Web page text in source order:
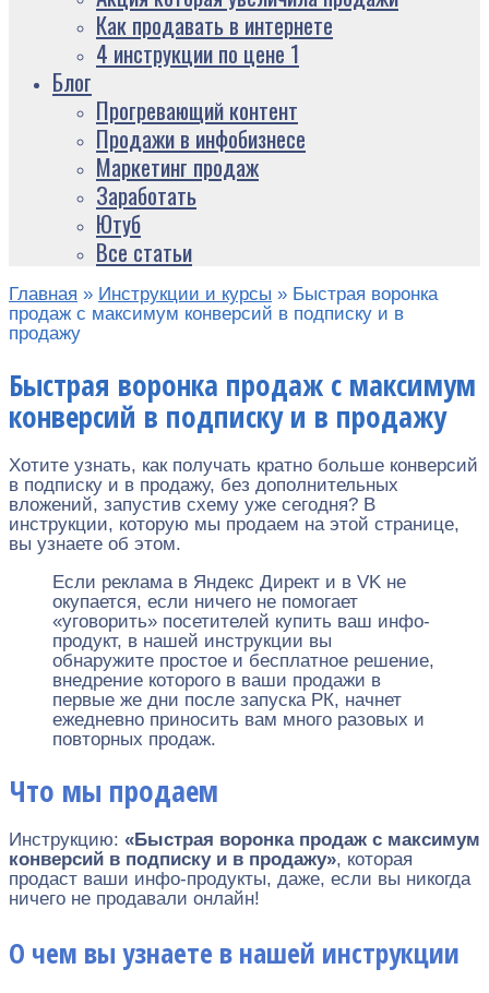
Как продавать в интернете
4 инструкции по цене 1
Блог
Прогревающий контент
Продажи в инфобизнесе
Маркетинг продаж
Заработать
Ютуб
Все статьи
Главная » Инструкции и курсы » Быстрая воронка
продаж c максимум конверсий в подписку и в
продажу
Быстрая воронка продаж c максимум
конверсий в подписку и в продажу
Хотите узнать, как получать кратно больше конверсий
в подписку и в продажу, без дополнительных
вложений, запустив схему уже сегодня? В
инструкции, которую мы продаем на этой странице,
вы узнаете об этом.
Если реклама в Яндекс Директ и в VK не
окупается, если ничего не помогает
«уговорить» посетителей купить ваш инфо-
продукт, в нашей инструкции вы
обнаружите простое и бесплатное решение,
внедрение которого в ваши продажи в
первые же дни после запуска РК, начнет
ежедневно приносить вам много разовых и
повторных продаж.
Что мы продаем
Инструкцию: «Быстрая воронка продаж c максимум
конверсий в подписку и в продажу», которая
продаст ваши инфо-продукты, даже, если вы никогда
ничего не продавали онлайн!
О чем вы узнаете в нашей инструкции